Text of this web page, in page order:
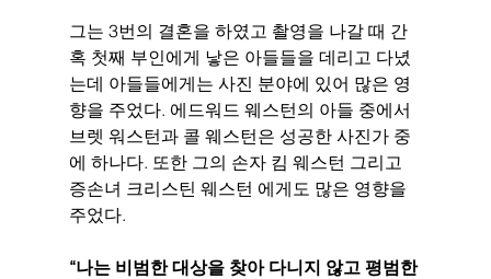
그는 3번의 결혼을 하였고 촬영을 나갈 때 간
혹 첫째 부인에게 낳은 아들들을 데리고 다녔
는데 아들들에게는 사진 분야에 있어 많은 영
향을 주었다. 에드워드 웨스턴의 아들 중에서
브렛 워스턴과 콜 웨스턴은 성공한 사진가 중
에 하나다. 또한 그의 손자 킴 웨스턴 그리고
증손녀 크리스틴 웨스턴 에게도 많은 영향을
주었다.
“나는 비범한 대상을 찾아 다니지 않고 평범한